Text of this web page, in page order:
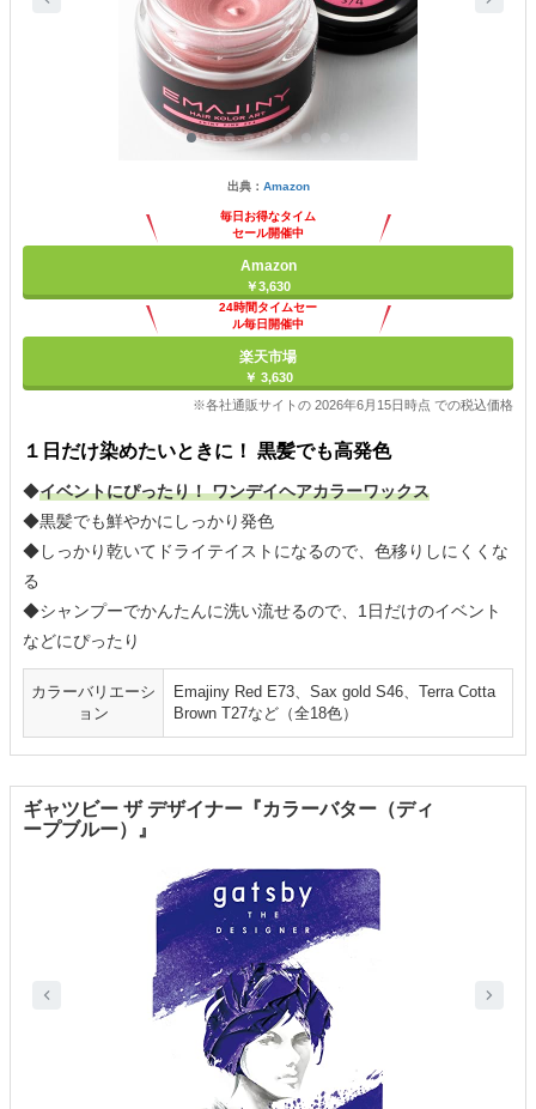
出典： Amazon
毎日お得なタイム
セール開催中
Amazon
￥3,630
24時間タイムセー
ル毎日開催中
楽天市場
￥ 3,630
※各社通販サイトの 2026年6月15日時点 での税込価格
１日だけ染めたいときに！ 黒髪でも高発色
◆イベントにぴったり！ ワンデイヘアカラーワックス
◆黒髪でも鮮やかにしっかり発色
◆しっかり乾いてドライテイストになるので、色移りしにくくな
る
◆シャンプーでかんたんに洗い流せるので、1日だけのイベント
などにぴったり
カラーバリエーシ
ョン
Emajiny Red E73、Sax gold S46、Terra Cotta
Brown T27など（全18色）
ギャツビー ザ デザイナー『カラーバター（ディ
ープブルー）』